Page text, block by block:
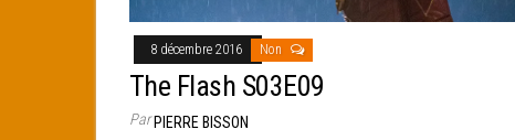
8 décembre 2016 Non
The Flash S03E09
ParPIERRE BISSON